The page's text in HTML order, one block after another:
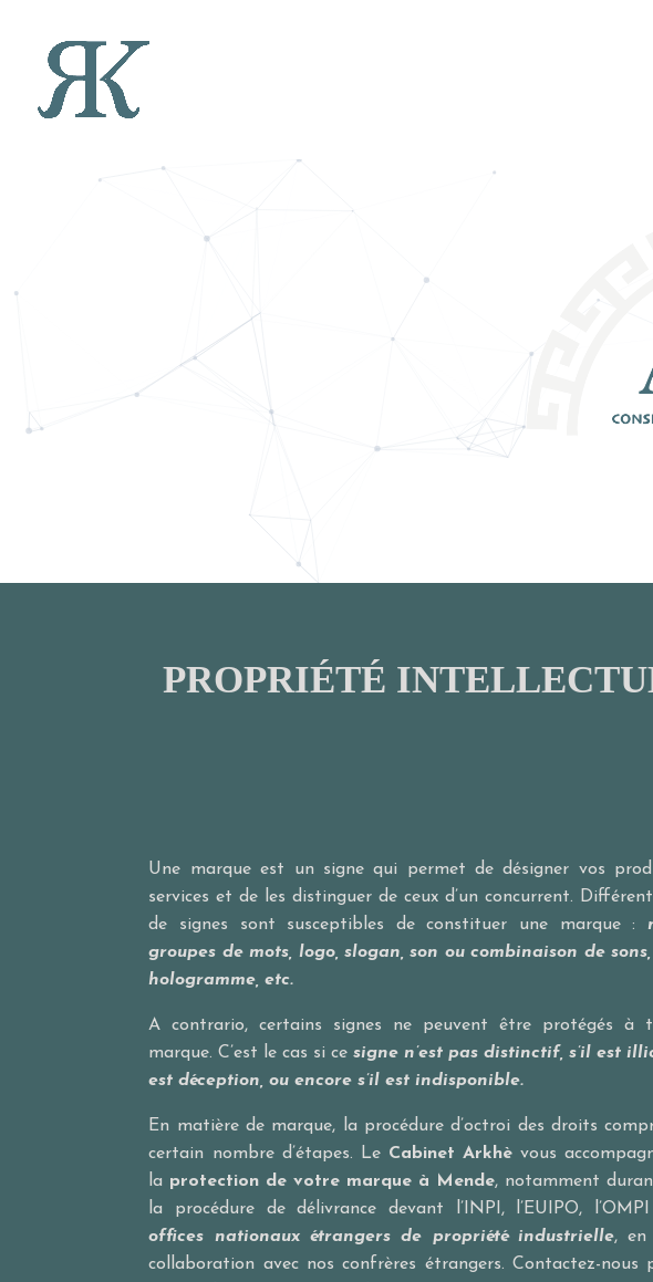
PROPRIÉTÉ
Une marque est un signe qui permet de désigner vos
services et de les distinguer de ceux d’un concurrent.
de signes sont susceptibles de constituer une marque :
groupes de mots, logo, slogan, son ou combinaison de
hologramme, etc.
A contrario, certains signes ne peuvent être protégés à
marque. C’est le cas si cesigne n’est pas distinctif, s’il est
est déception, ou encore s’il est indisponible.
En matière de marque, la procédure d’octroi des droits
certain nombre d’étapes. Le Cabinet Arkhè vous
la protection de votre marque à Mende, notamment
la procédure de délivrance devant l’INPI, l’EUIPO, l’OMPI
offices nationaux étrangers de propriété industrielle, en
collaboration avec nos confrères étrangers. Contactez-nous